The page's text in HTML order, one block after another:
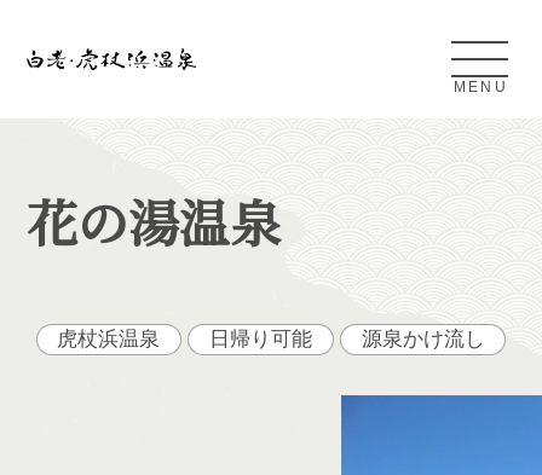
アクセス
MENU
花の湯温泉
虎杖浜温泉 日帰り可能 源泉かけ流し